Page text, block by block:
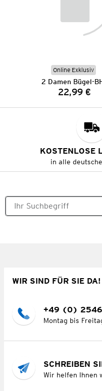
Online Exklusiv
2 Damen Bügel-
Preis:
22,99 €
KOSTENLOSE
in alle
WIR SIND FÜR SIE DA!
+49 (0)
Montag bis
SCHREIBEN
Wir helfen Ihnen